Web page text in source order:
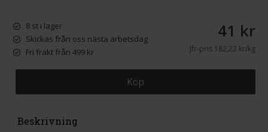
8 st i lager
Skickas från oss nästa arbetsdag
Fri frakt från 499 kr
41 kr
Jfr-pris182,22 kr/kg
Köp
Beskrivning